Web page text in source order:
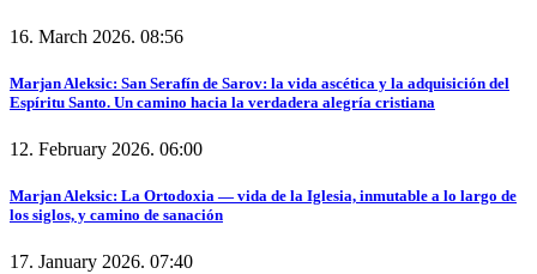
16. March 2026. 08:56
Marjan Aleksic: San Serafín de Sarov: la vida ascética y la adquisición del
Espíritu Santo. Un camino hacia la verdadera alegría cristiana
12. February 2026. 06:00
Marjan Aleksic: La Ortodoxia — vida de la Iglesia, inmutable a lo largo de
los siglos, y camino de sanación
17. January 2026. 07:40